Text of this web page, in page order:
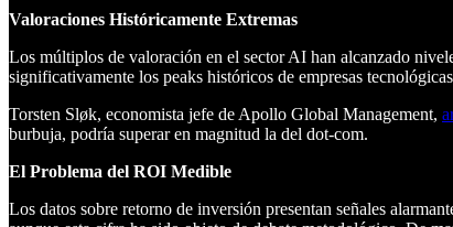
Valoraciones Históricamente Extremas
Los múltiplos de valoración en el sector AI han alcanzado
significativamente los peaks históricos de empresas
Torsten Sløk, economista jefe de Apollo Global Management,
burbuja, podría superar en magnitud la del dot-com.
El Problema del ROI Medible
Los datos sobre retorno de inversión presentan señales